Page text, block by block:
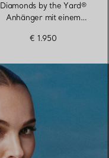
Diamonds by the Yard®
Anhänger mit einem
€ 1.950